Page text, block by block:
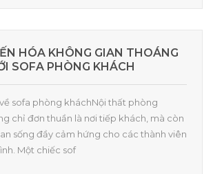
HÓA KHÔNG GIAN THOÁNG
SOFA PHÒNG KHÁCH
sofa phòng kháchNội thất phòng
chỉ đơn thuần là nơi tiếp khách, mà còn
sống đầy cảm hứng cho các thành viên
Một chiếc sof